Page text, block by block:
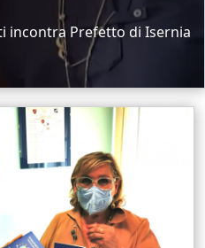
incontra Prefetto di Isernia